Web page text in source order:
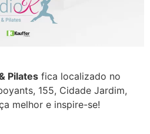
Pilates fica localizado no
155, Cidade Jardim,
melhor e inspire-se!